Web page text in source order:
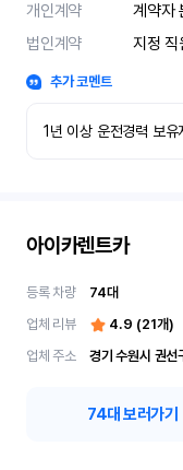
개인계약
계약자
법인계약
지정 직
추가 코멘트
1년 이상 운전경력 보
아이카렌트카
등록 차량 74대
업체 리뷰
4.9 (21개)
업체 주소
74대 보러가기